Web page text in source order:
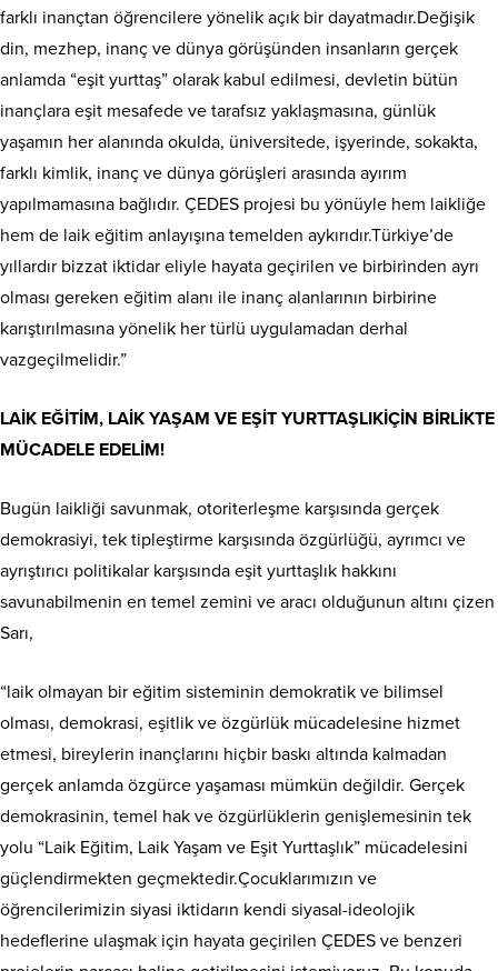
farklı inançtan öğrencilere yönelik açık bir dayatmadır.Değişik
din, mezhep, inanç ve dünya görüşünden insanların gerçek
anlamda “eşit yurttaş” olarak kabul edilmesi, devletin bütün
inançlara eşit mesafede ve tarafsız yaklaşmasına, günlük
yaşamın her alanında okulda, üniversitede, işyerinde, sokakta,
farklı kimlik, inanç ve dünya görüşleri arasında ayırım
yapılmamasına bağlıdır. ÇEDES projesi bu yönüyle hem laikliğe
hem de laik eğitim anlayışına temelden aykırıdır.Türkiye’de
yıllardır bizzat iktidar eliyle hayata geçirilen ve birbirinden ayrı
olması gereken eğitim alanı ile inanç alanlarının birbirine
karıştırılmasına yönelik her türlü uygulamadan derhal
vazgeçilmelidir.”
LAİK EĞİTİM, LAİK YAŞAM VE EŞİT YURTTAŞLIKİÇİN BİRLİKTE
MÜCADELE EDELİM!
Bugün laikliği savunmak, otoriterleşme karşısında gerçek
demokrasiyi, tek tipleştirme karşısında özgürlüğü, ayrımcı ve
ayrıştırıcı politikalar karşısında eşit yurttaşlık hakkını
savunabilmenin en temel zemini ve aracı olduğunun altını çizen
Sarı,
“laik olmayan bir eğitim sisteminin demokratik ve bilimsel
olması, demokrasi, eşitlik ve özgürlük mücadelesine hizmet
etmesi, bireylerin inançlarını hiçbir baskı altında kalmadan
gerçek anlamda özgürce yaşaması mümkün değildir. Gerçek
demokrasinin, temel hak ve özgürlüklerin genişlemesinin tek
yolu “Laik Eğitim, Laik Yaşam ve Eşit Yurttaşlık” mücadelesini
güçlendirmekten geçmektedir.Çocuklarımızın ve
öğrencilerimizin siyasi iktidarın kendi siyasal-ideolojik
hedeflerine ulaşmak için hayata geçirilen ÇEDES ve benzeri